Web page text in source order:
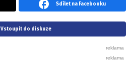
Sdílet na Facebooku
Vstoupit do diskuze